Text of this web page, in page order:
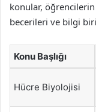
konular, öğrencilerin
becerileri ve bilgi
Konu Başlığı
Hücre Biyolojisi